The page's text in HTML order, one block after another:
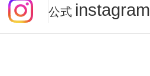
公式 instagram